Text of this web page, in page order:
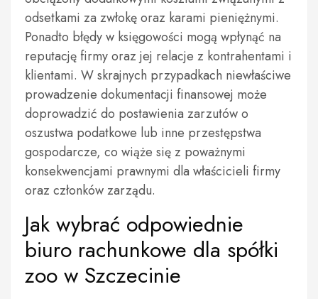
odsetkami za zwłokę oraz karami pieniężnymi.
Ponadto błędy w księgowości mogą wpłynąć na
reputację firmy oraz jej relacje z kontrahentami i
klientami. W skrajnych przypadkach niewłaściwe
prowadzenie dokumentacji finansowej może
doprowadzić do postawienia zarzutów o
oszustwa podatkowe lub inne przestępstwa
gospodarcze, co wiąże się z poważnymi
konsekwencjami prawnymi dla właścicieli firmy
oraz członków zarządu.
Jak wybrać odpowiednie
biuro rachunkowe dla spółki
zoo w Szczecinie